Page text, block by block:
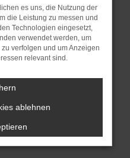
wir jeden VW T-Roc
entlassen nur 1a-
Sie profitieren
der aktuellen
mit vielen Extras
effizient und das Auto
Sie brauchen nur noch
es uns, die Nutzung der
die Leistung zu messen und
Technologien eingesetzt,
verwendet werden, um
verfolgen und um Anzeigen
relevant sind.
ablehnen